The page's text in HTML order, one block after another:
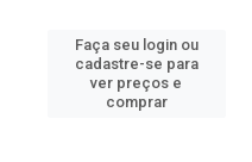
Faça seu login ou
cadastre-se para
ver preços e
comprar